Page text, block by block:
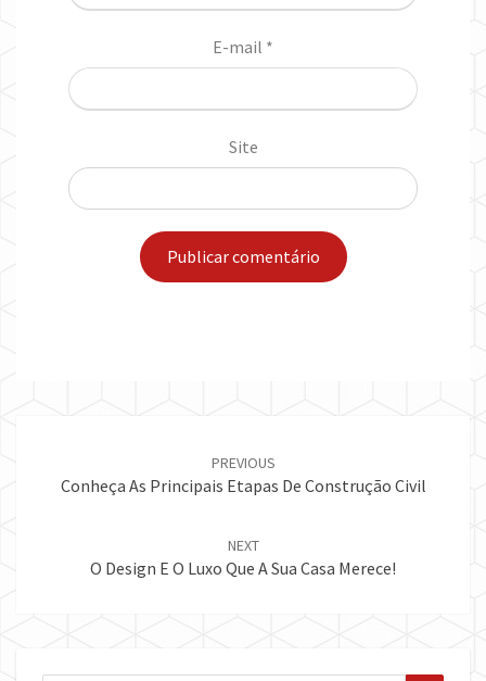
E-mail *
Site
PREVIOUS
Conheça As Principais Etapas De Construção Civil
NEXT
O Design E O Luxo Que A Sua Casa Merece!